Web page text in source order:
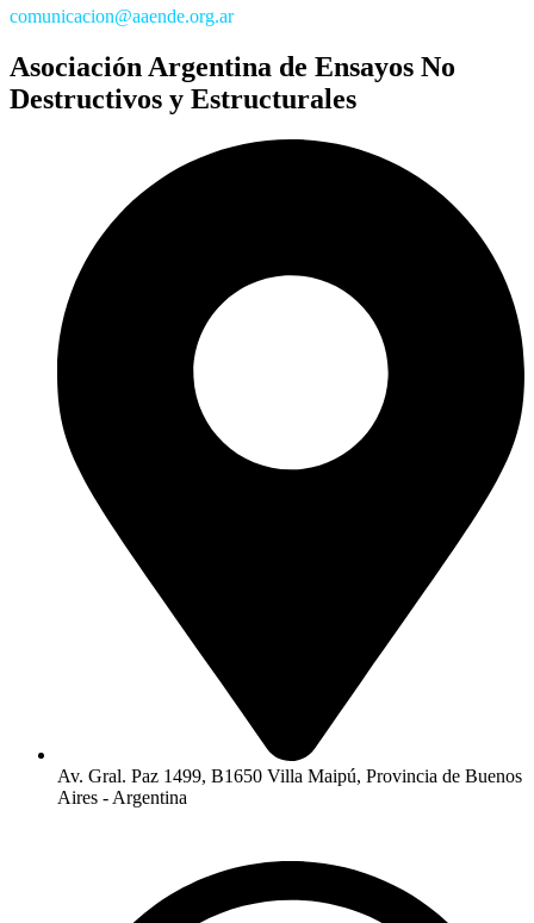
comunicacion@aaende.org.ar
Asociación Argentina de Ensayos No
Destructivos y Estructurales
Av. Gral. Paz 1499, B1650 Villa Maipú, Provincia de Buenos
Aires - Argentina